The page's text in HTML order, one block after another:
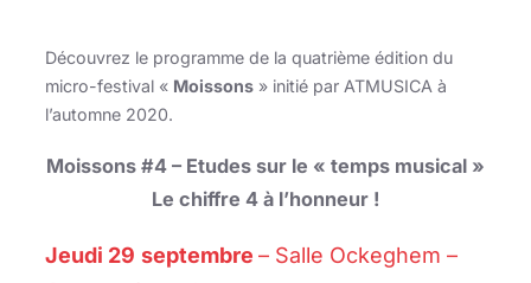
Découvrez le programme de la quatrième édition du
micro-festival « Moissons » initié par ATMUSICA à
l’automne 2020.
Moissons #4 – Etudes sur le « temps musical »
Le chiffre 4 à l’honneur !
Jeudi 29 septembre – Salle Ockeghem –